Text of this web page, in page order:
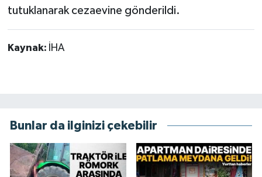
tutuklanarak cezaevine gönderildi.
Kaynak: İHA
Bunlar da ilginizi çekebilir